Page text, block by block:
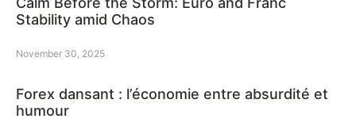
Stability amid Chaos
November 30, 2025
Forex dansant : l’économie entre absurdité et
humour